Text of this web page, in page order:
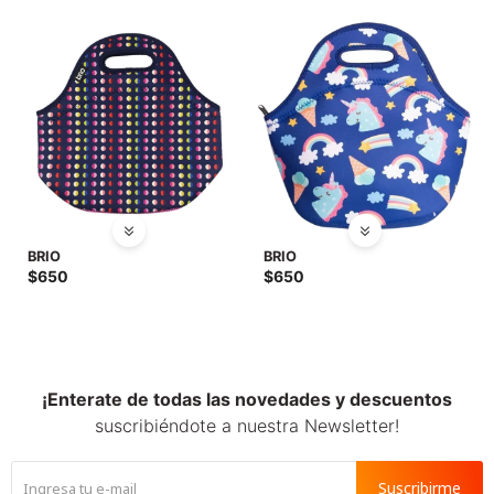
BRIO
$650
BRIO
$650
¡Enterate de todas las novedades y descuentos
suscribiéndote a nuestra Newsletter!
Suscribirme